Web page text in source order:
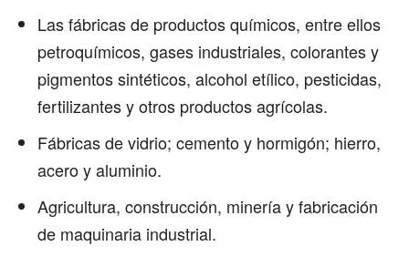
Las fábricas de productos químicos, entre ellos
petroquímicos, gases industriales, colorantes y
pigmentos sintéticos, alcohol etílico, pesticidas,
fertilizantes y otros productos agrícolas.
Fábricas de vidrio; cemento y hormigón; hierro,
acero y aluminio.
Agricultura, construcción, minería y fabricación
de maquinaria industrial.